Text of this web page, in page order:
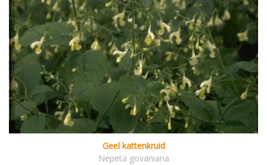
Geel kattenkruid
Nepeta govaniana